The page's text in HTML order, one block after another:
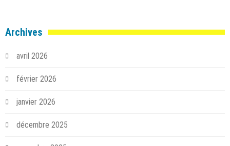
Archives
avril 2026
février 2026
janvier 2026
décembre 2025